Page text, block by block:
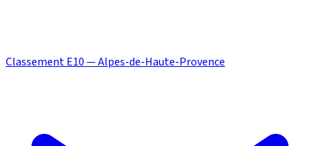
Classement E10 — Alpes-de-Haute-Provence